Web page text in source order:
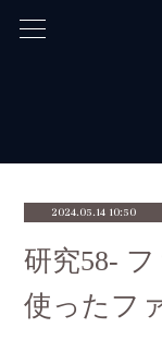
2024.05.14 10:50
研究58-
使ったフ